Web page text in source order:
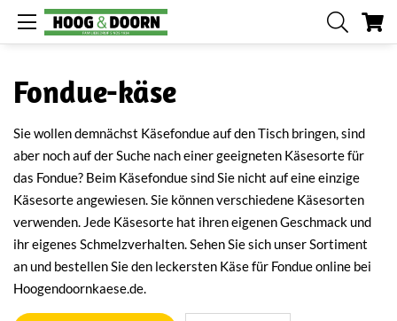
Fondue-käse
Sie wollen demnächst Käsefondue auf den Tisch bringen, sind
aber noch auf der Suche nach einer geeigneten Käsesorte für
das Fondue? Beim Käsefondue sind Sie nicht auf eine einzige
Käsesorte angewiesen. Sie können verschiedene Käsesorten
verwenden. Jede Käsesorte hat ihren eigenen Geschmack und
ihr eigenes Schmelzverhalten. Sehen Sie sich unser Sortiment
an und bestellen Sie den leckersten Käse für Fondue online bei
Hoogendoornkaese.de.